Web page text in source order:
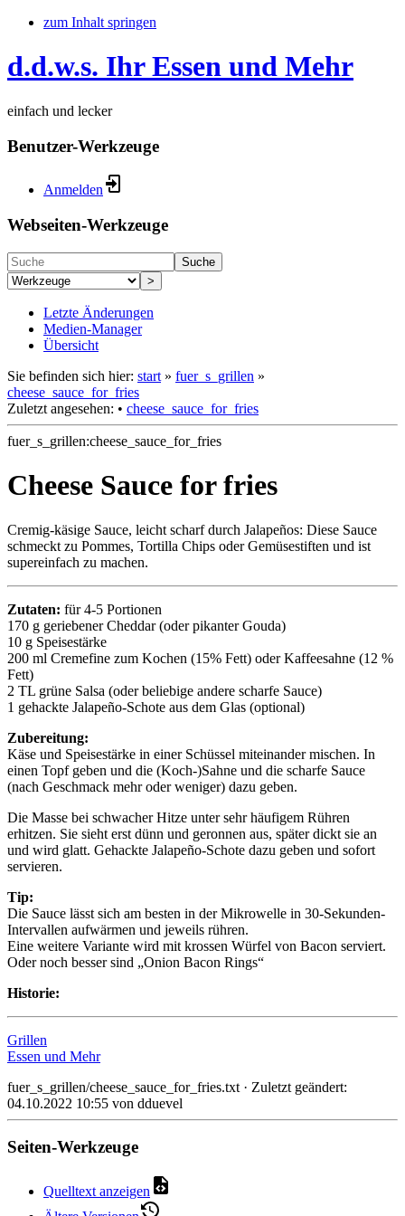
zum Inhalt springen
d.d.w.s. Ihr Essen und Mehr
einfach und lecker
Benutzer-Werkzeuge
Anmelden
Webseiten-Werkzeuge
Suche
>
Letzte Änderungen
Medien-Manager
Übersicht
Sie befinden sich hier: start » fuer_s_grillen »
cheese_sauce_for_fries
Zuletzt angesehen: • cheese_sauce_for_fries
fuer_s_grillen:cheese_sauce_for_fries
Cheese Sauce for fries
Cremig-käsige Sauce, leicht scharf durch Jalapeños: Diese Sauce
schmeckt zu Pommes, Tortilla Chips oder Gemüsestiften und ist
supereinfach zu machen.
Zutaten: für 4-5 Portionen
170 g geriebener Cheddar (oder pikanter Gouda)
10 g Speisestärke
200 ml Cremefine zum Kochen (15% Fett) oder Kaffeesahne (12 %
Fett)
2 TL grüne Salsa (oder beliebige andere scharfe Sauce)
1 gehackte Jalapeño-Schote aus dem Glas (optional)
Zubereitung:
Käse und Speisestärke in einer Schüssel miteinander mischen. In
einen Topf geben und die (Koch-)Sahne und die scharfe Sauce
(nach Geschmack mehr oder weniger) dazu geben.
Die Masse bei schwacher Hitze unter sehr häufigem Rühren
erhitzen. Sie sieht erst dünn und geronnen aus, später dickt sie an
und wird glatt. Gehackte Jalapeño-Schote dazu geben und sofort
servieren.
Tip:
Die Sauce lässt sich am besten in der Mikrowelle in 30-Sekunden-
Intervallen aufwärmen und jeweils rühren.
Eine weitere Variante wird mit krossen Würfel von Bacon serviert.
Oder noch besser sind „Onion Bacon Rings“
Historie:
Grillen
Essen und Mehr
fuer_s_grillen/cheese_sauce_for_fries.txt · Zuletzt geändert:
04.10.2022 10:55 von dduevel
Seiten-Werkzeuge
Quelltext anzeigen